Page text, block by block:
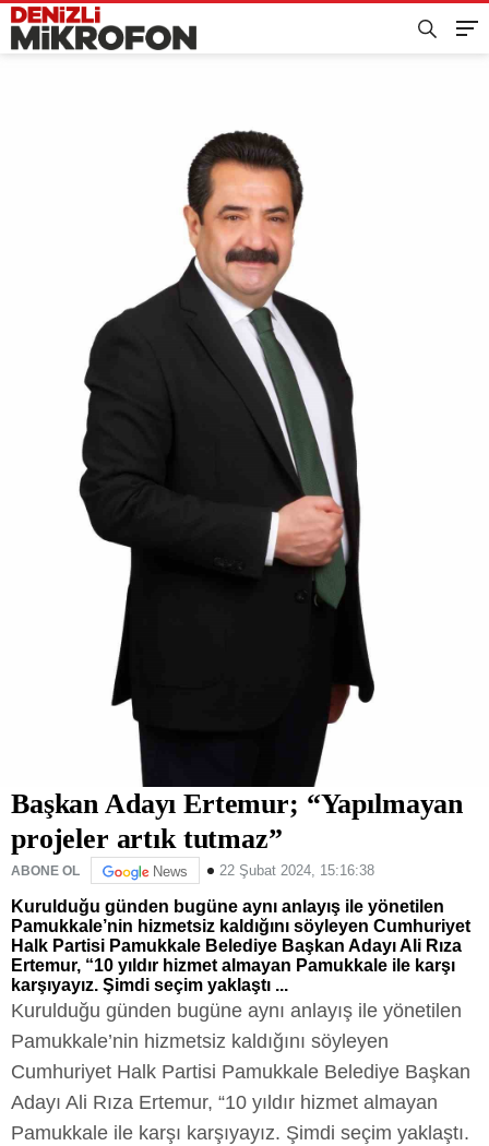
Başkan Adayı Ertemur; “Yapılmayan
projeler artık tutmaz”
ABONE OL News 22 Şubat 2024, 15:16:38
Kurulduğu günden bugüne aynı anlayış ile yönetilen
Pamukkale’nin hizmetsiz kaldığını söyleyen Cumhuriyet
Halk Partisi Pamukkale Belediye Başkan Adayı Ali Rıza
Ertemur, “10 yıldır hizmet almayan Pamukkale ile karşı
karşıyayız. Şimdi seçim yaklaştı ...
Kurulduğu günden bugüne aynı anlayış ile yönetilen
Pamukkale’nin hizmetsiz kaldığını söyleyen
Cumhuriyet Halk Partisi Pamukkale Belediye Başkan
Adayı Ali Rıza Ertemur, “10 yıldır hizmet almayan
Pamukkale ile karşı karşıyayız. Şimdi seçim yaklaştı.